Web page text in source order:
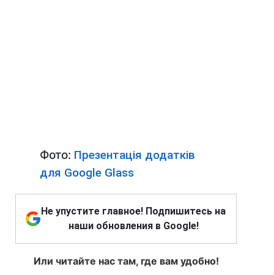
Фото: Презентація додатків
для Google Glass
Не упустите главное! Подпишитесь на
наши обновления в Google!
Или читайте нас там, где вам удобно!